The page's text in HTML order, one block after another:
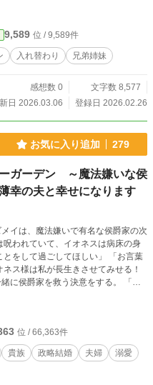
9,589 位 / 9,589件
入れ替わり 兄弟姉妹
感想数 0
文字数 8,577
日 2026.03.06
登録日 2026.02.26
お気に入り追加 279
ガーデン ～魔法嫌いな侯
幸の夫と幸せになります
イは、魔法嫌いで有名な侯爵家の次
われていて、イオネスは病床の身
侯爵家を救う決意をする。 「若
の
ぎ先の家を救うお話。 別サイ
n8661ih/）
位 / 66,363件
貴族 政略結婚 夫婦
溺愛